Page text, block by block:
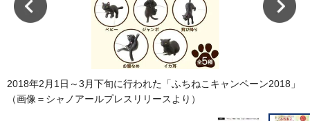
2018年2月1日～3月下旬に行われた「ふちねこキャンペーン2018」
（画像＝シャノアールプレスリリースより）